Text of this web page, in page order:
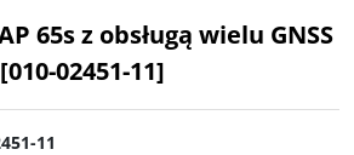
65s z obsługą wielu GNSS
[010-02451-11]
11